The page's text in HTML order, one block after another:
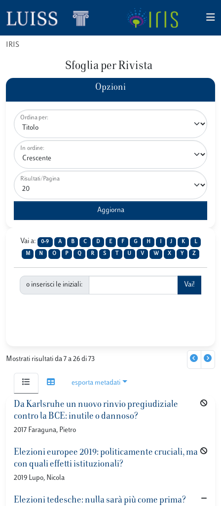
IRIS
Sfoglia per Rivista
Opzioni
Ordina per:
In ordine:
Risultati/Pagina
Vai a: 0-9 A B C D E F G H J K L
M N O P Q R S U V W X Y Z
o inserisci le iniziali:
Mostrati risultati da 7 a 26 di 73
esporta metadati
Da Karlsruhe un nuovo rinvio pregiudiziale
contro la BCE: inutile o dannoso?
2017 Faraguna, Pietro
Elezioni europee 2019: politicamente cruciali, ma
con quali effetti istituzionali?
2019 Lupo, Nicola
Elezioni tedesche: nulla sarà più come prima?